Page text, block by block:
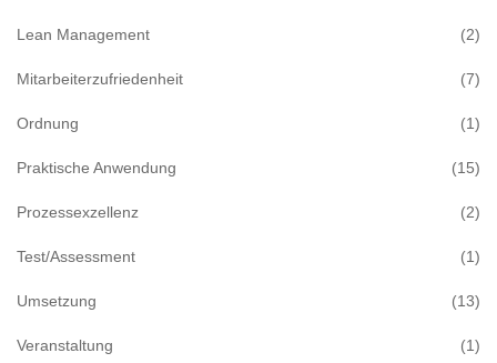
Lean Management (2)
Mitarbeiterzufriedenheit (7)
Ordnung (1)
Praktische Anwendung (15)
Prozessexzellenz (2)
Test/Assessment (1)
Umsetzung (13)
Veranstaltung (1)